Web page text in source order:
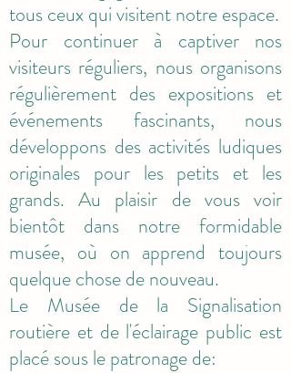
tous ceux qui visitent notre espace.
Pour continuer à captiver nos
visiteurs réguliers, nous organisons
régulièrement des expositions et
événements fascinants, nous
développons des activités ludiques
originales pour les petits et les
grands. Au plaisir de vous voir
bientôt dans notre formidable
musée, où on apprend toujours
quelque chose de nouveau.
Le Musée de la Signalisation
routière et de l'éclairage public est
placé sous le patronage de: